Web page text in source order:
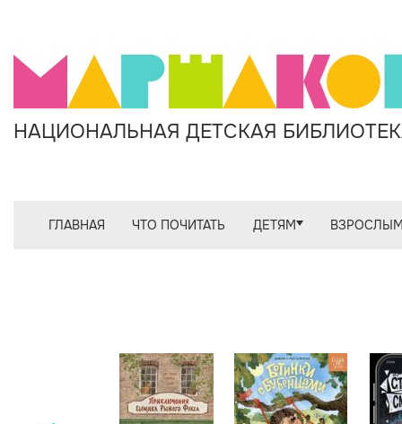
НАЦИОНАЛЬНАЯ ДЕТСКАЯ
ГЛАВНАЯ ЧТО ПОЧИТАТЬ ДЕТЯМ